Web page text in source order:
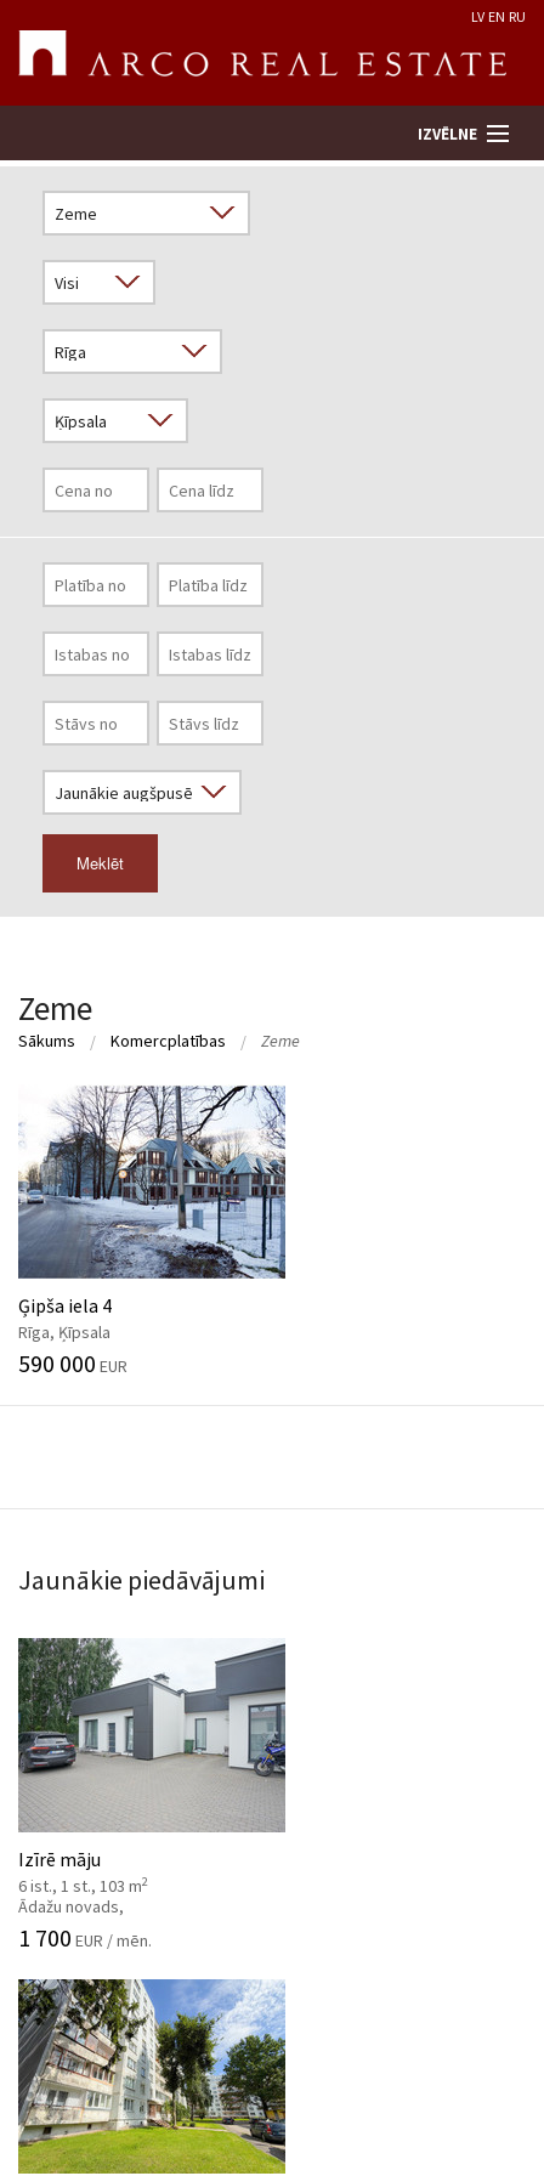
LV EN RU
IZVĒLNE
Novērtēt īpašumu
Uzņēmums
Pakalpojumi
Kontakti
Meklēt
Zeme
Sākums Komercplatības Zeme
Ģipša iela 4
Rīga, Ķīpsala
590 000 EUR
Jaunākie piedāvājumi
Izīrē māju
6 ist., 1 st., 103 m2
Ādažu novads,
1 700 EUR / mēn.